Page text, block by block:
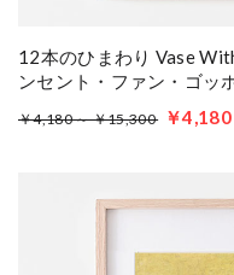
12本のひまわり Vase
ンセント・ファン・ゴッ
￥4,180 ～ ￥15,300 ￥